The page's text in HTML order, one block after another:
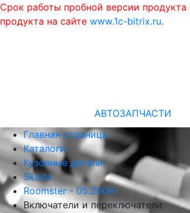
Срок работы пробной версии
продукта на сайте www.1c-bitrix.ru.
АВТОЗАПЧАСТИ
Главная страница
Каталоги
Кузовные детали
Skoda
Roomster - 05.2006-
Включатели и переключатели